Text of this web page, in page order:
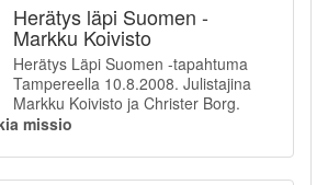
Herätys läpi Suomen -
Markku Koivisto
Herätys Läpi Suomen -tapahtuma
Tampereella 10.8.2008. Julistajina
Markku Koivisto ja Christer Borg.
missio